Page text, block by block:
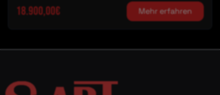
18.900,00€
Mehr erfahren